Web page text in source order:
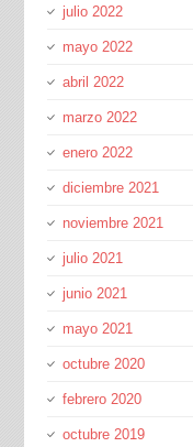
julio 2022
mayo 2022
abril 2022
marzo 2022
enero 2022
diciembre 2021
noviembre 2021
julio 2021
junio 2021
mayo 2021
octubre 2020
febrero 2020
octubre 2019